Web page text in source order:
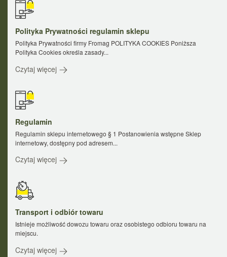
Polityka Prywatności regulamin sklepu
Polityka Prywatności firmy Fromag POLITYKA COOKIES Poniższa
Polityka Cookies określa zasady...
Czytaj więcej
Regulamin
Regulamin sklepu internetowego § 1 Postanowienia wstępne Sklep
internetowy, dostępny pod adresem...
Czytaj więcej
Transport i odbiór towaru
Istnieje możliwość dowozu towaru oraz osobistego odbioru towaru na
miejscu.
Czytaj więcej